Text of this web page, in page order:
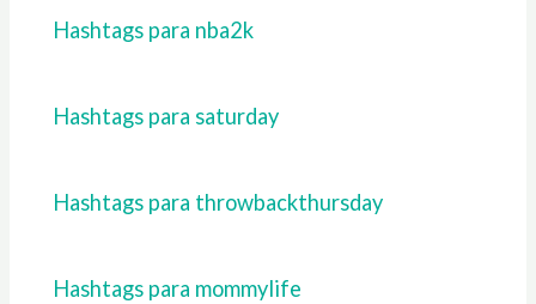
Hashtags para nba2k
Hashtags para saturday
Hashtags para throwbackthursday
Hashtags para mommylife